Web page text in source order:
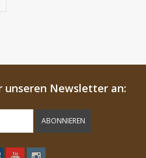
unseren Newsletter an:
ABONNIEREN